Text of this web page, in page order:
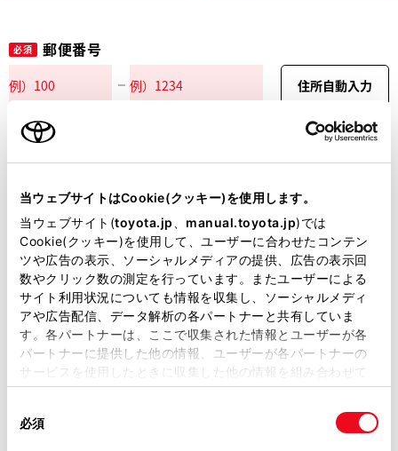
当ウェブサイトはCookie(クッキー)を使用します。
当ウェブサイト(toyota.jp manual.toyota.jp)では
Cookie(クッキー)を使用して、ユーザーに合わせたコンテン
ツや広告の表示、ソーシャルメディアの提供、広告の表示回
数やクリック数の測定を行っています。またユーザーによる
サイト利用状況についても情報を収集し、ソーシャルメディ
アや広告配信、データ解析の各パートナーと共有していま
す。各パートナーは、ここで収集された情報とユーザーが各
パートナーに提供した他の情報、ユーザーが各パートナーの
サービスを使用したときに収集した他の情報を組み合わせて
使用することがあります。当ウェブサイトの使用を続行する
必須
必須 郵便番号
住所自動入力
必須 都道府県
必須 市区町村名
必須 丁目番地